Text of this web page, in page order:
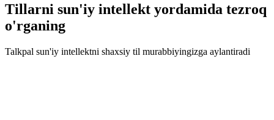
Tillarni sun'iy intellekt yordamida tezroq
o'rganing
Talkpal sun'iy intellektni shaxsiy til murabbiyingizga aylantiradi